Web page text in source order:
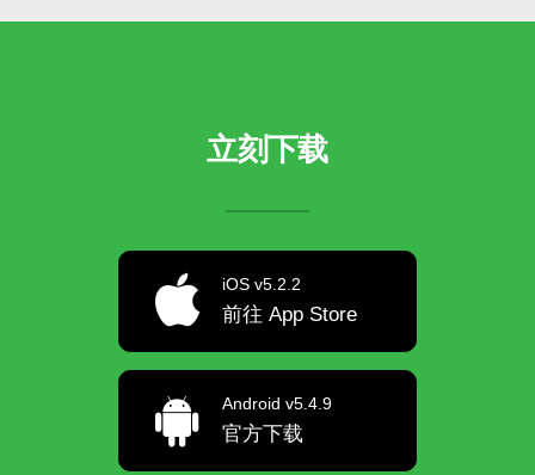
立刻下载
iOS v5.2.2
前往 App Store
Android v5.4.9
官方下载